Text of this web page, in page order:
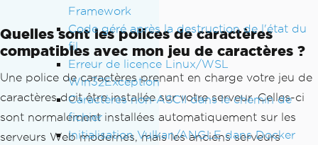
Framework
Code géré après la destruction de l'état du
fil
Erreur de licence Linux/WSL
Win32Exception
Caractères non-ASCII dans le chemin de
fichier
Initialisation Vulkan/ANGLE dans Docker
Quelles sont les polices de caractères
compatibles avec mon jeu de caractères ?
Une police de caractères prenant en charge votre jeu de
caractères doit être installée sur votre serveur. Celles-ci
sont normalement installées automatiquement sur les
serveurs Web modernes, mais les anciens serveurs